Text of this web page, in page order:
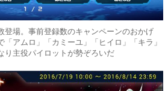
登場。事前登録数のキャンペーンのおかげ
アムロ」「カミーユ」「ヒイロ」「キラ」
り主役パイロットが勢ぞろいだ